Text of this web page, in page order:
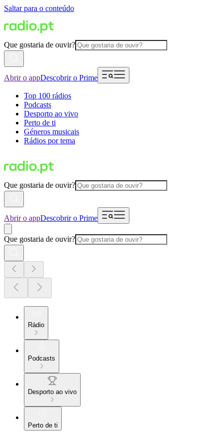
Saltar para o conteúdo
Que gostaria de ouvir?
Abrir o appDescobrir o Prime
Top 100 rádios
Podcasts
Desporto ao vivo
Perto de ti
Géneros musicais
Rádios por tema
Que gostaria de ouvir?
Abrir o appDescobrir o Prime
Que gostaria de ouvir?
Rádio
Podcasts
Desporto ao vivo
Perto de ti